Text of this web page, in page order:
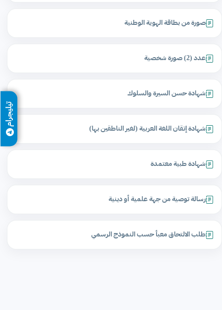
صورة من بطاقة الهوية الوطنية
عدد (2) صورة شخصية
شهادة حسن السيرة والسلوك
شهادة إتقان اللغة العربية (لغير الناطقين بها)
شهادة طبية معتمدة
رسالة توصية من جهة علمية أو دينية
طلب الالتحاق معبأ حسب النموذج الرسمي
تيليجرام